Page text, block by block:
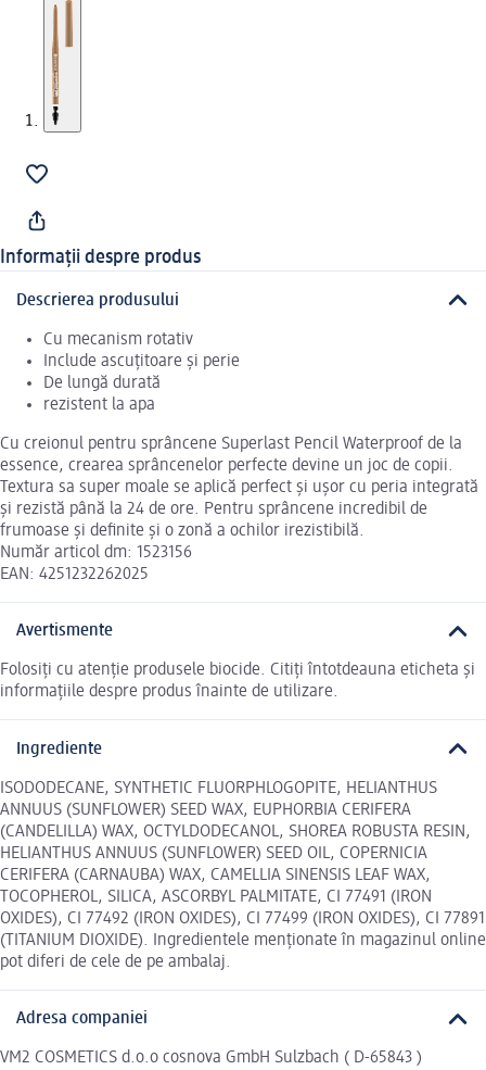
Informații despre produs
Descrierea produsului
Cu mecanism rotativ
Include ascuțitoare și perie
De lungă durată
rezistent la apa
Cu creionul pentru sprâncene Superlast Pencil Waterproof de la
essence, crearea sprâncenelor perfecte devine un joc de copii.
Textura sa super moale se aplică perfect și ușor cu peria integrată
și rezistă până la 24 de ore. Pentru sprâncene incredibil de
frumoase și definite și o zonă a ochilor irezistibilă.
Număr articol dm: 1523156
EAN: 4251232262025
Avertismente
Folosiți cu atenție produsele biocide. Citiți întotdeauna eticheta și
informațiile despre produs înainte de utilizare.
Ingrediente
ISODODECANE, SYNTHETIC FLUORPHLOGOPITE, HELIANTHUS
ANNUUS (SUNFLOWER) SEED WAX, EUPHORBIA CERIFERA
(CANDELILLA) WAX, OCTYLDODECANOL, SHOREA ROBUSTA RESIN,
HELIANTHUS ANNUUS (SUNFLOWER) SEED OIL, COPERNICIA
CERIFERA (CARNAUBA) WAX, CAMELLIA SINENSIS LEAF WAX,
TOCOPHEROL, SILICA, ASCORBYL PALMITATE, CI 77491 (IRON
OXIDES), CI 77492 (IRON OXIDES), CI 77499 (IRON OXIDES), CI 77891
(TITANIUM DIOXIDE). Ingredientele menționate în magazinul online
pot diferi de cele de pe ambalaj.
Adresa companiei
VM2 COSMETICS d.o.o cosnova GmbH Sulzbach ( D-65843 )